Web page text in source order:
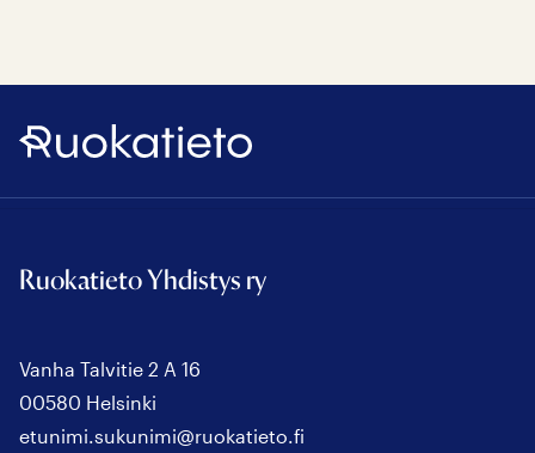
Ruokatieto
Ruokatieto Yhdistys ry
Vanha Talvitie 2 A 16
00580 Helsinki
etunimi.sukunimi@ruokatieto.fi